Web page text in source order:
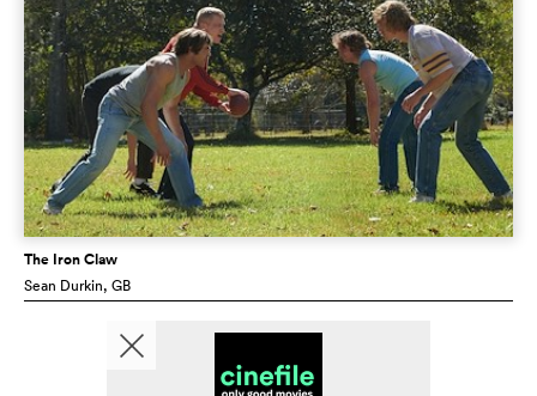
The Iron Claw
Sean Durkin, GB